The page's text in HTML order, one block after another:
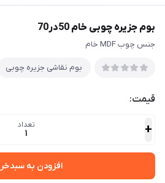
بوم جزیره چوبی خام 50در70
جنس چوب MDF خام
بوم نقاشی جزیره چوبی
قیمت:
+ تعداد
1
افزودن به